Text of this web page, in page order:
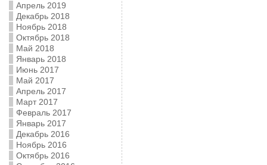
Апрель 2019
Декабрь 2018
Ноябрь 2018
Октябрь 2018
Май 2018
Январь 2018
Июнь 2017
Май 2017
Апрель 2017
Март 2017
Февраль 2017
Январь 2017
Декабрь 2016
Ноябрь 2016
Октябрь 2016